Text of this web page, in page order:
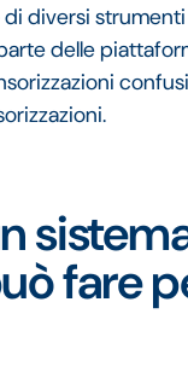
diversi
delle
fare